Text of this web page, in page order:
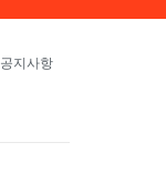
공지사항